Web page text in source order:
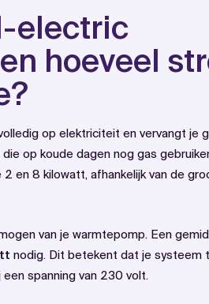
electric
hoeveel
op elektriciteit en vervangt je
op koude dagen nog gas
en 8 kilowatt, afhankelijk van de
van je warmtepomp. Een
nodig. Dit betekent dat je systeem
spanning van 230 volt.